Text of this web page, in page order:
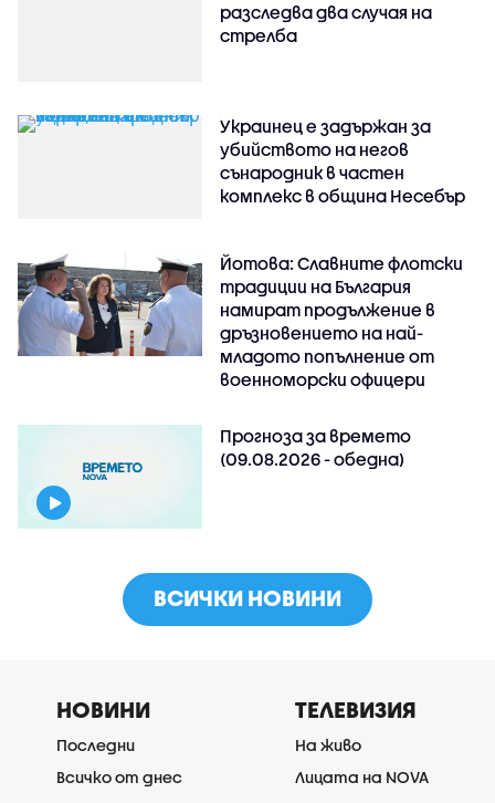
разследва два случая на
стрелба
Украинец е задържан за
убийството на негов
сънародник в частен
комплекс в община Несебър
Йотова: Славните флотски
традиции на България
намират продължение в
дръзновението на най-
младото попълнение от
военноморски офицери
Прогноза за времето
(09.08.2026 - обедна)
ВСИЧКИ НОВИНИ
НОВИНИ
Последни
Всичко от днес
ТЕЛЕВИЗИЯ
На живо
Лицата на NOVA